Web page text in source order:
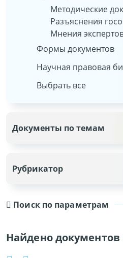
Поиск по параметрам
Найдено документов
Методические
Разъяснения
Мнения
Формы документов
Научная правовая
Выбрать все
Документы по темам
Рубрикатор